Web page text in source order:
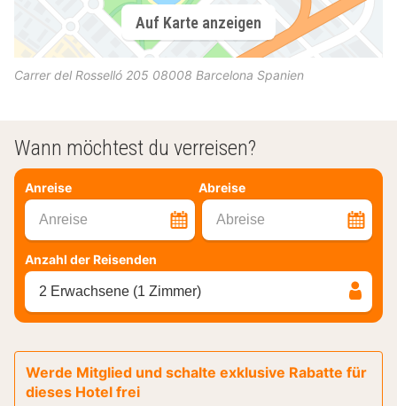
Auf Karte anzeigen
Carrer del Rosselló 205 08008 Barcelona Spanien
Wann möchtest du verreisen?
Anreise Abreise
Anreise Abreise
Anzahl der Reisenden
2 Erwachsene (1 Zimmer)
Werde Mitglied und schalte exklusive Rabatte für
dieses Hotel frei